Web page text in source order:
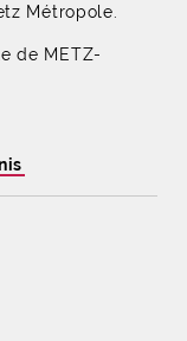
Métropole.
de METZ-